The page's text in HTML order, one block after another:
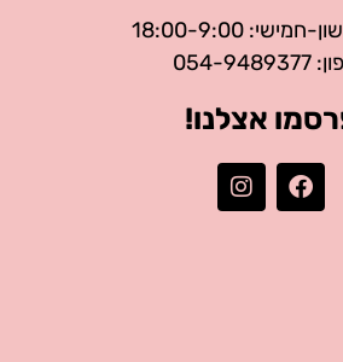
18:00-9:00
אצלנו!